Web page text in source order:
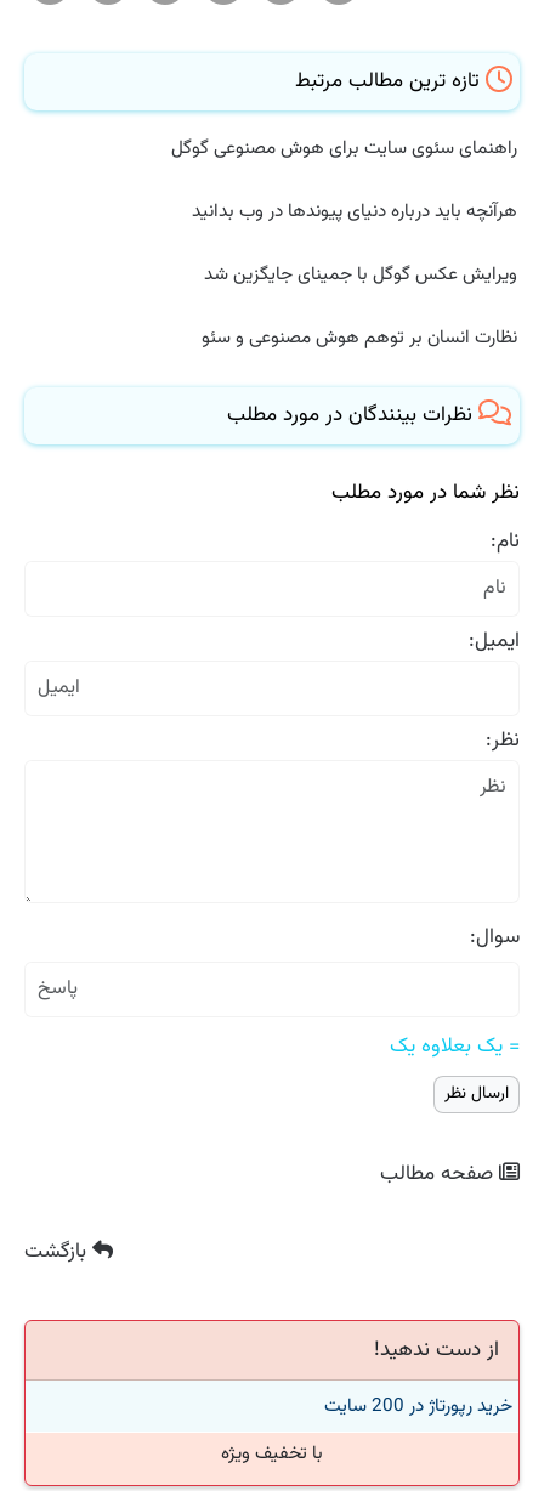
تازه ترین مطالب مرتبط
راهنمای سئوی سایت برای هوش مصنوعی گوگل
هرآنچه باید درباره دنیای پیوندها در وب بدانید
ویرایش عکس گوگل با جمینای جایگزین شد
نظارت انسان بر توهم هوش مصنوعی و سئو
نظرات بینندگان در مورد مطلب
نظر شما در مورد مطلب
نام:
ایمیل:
نظر:
سوال:
= یک بعلاوه یک
صفحه مطالب
بازگشت
از دست ندهید!
خرید رپورتاژ در 200 سایت
با تخفیف ویژه